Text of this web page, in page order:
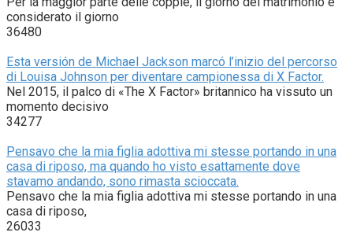
considerato il giorno
36480
Esta versión de Michael Jackson marcó l’inizio del percorso
di Louisa Johnson per diventare campionessa di X Factor.
Nel 2015, il palco di «The X Factor» britannico ha vissuto un
momento decisivo
34277
Pensavo che la mia figlia adottiva mi stesse portando in una
casa di riposo, ma quando ho visto esattamente dove
stavamo andando, sono rimasta scioccata.
Pensavo che la mia figlia adottiva mi stesse portando in una
casa di riposo,
26033